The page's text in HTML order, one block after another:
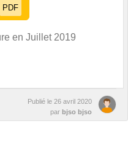
PDF
en Juillet 2019
Publié le 26 avril 2020
par bjso bjso